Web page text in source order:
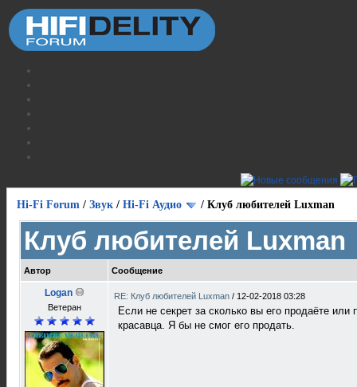
Hi-Fi Forum / Звук / Hi-Fi Аудио / Клуб любителей Luxman
Клуб любителей Luxman
Автор Сообщение
Logan
Ветеран
RE: Клуб любителей Luxman / 12-02-2018 03:28
Если не секрет за сколько вы его продаёте или
красавца. Я бы не смог его продать.